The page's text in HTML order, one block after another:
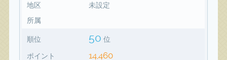
地区
未設定
所属
順位 50 位
ポイント 14,460